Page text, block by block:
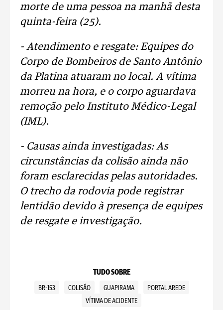
morte de uma pessoa na manhã desta
quinta-feira (25).
- Atendimento e resgate: Equipes do
Corpo de Bombeiros de Santo Antônio
da Platina atuaram no local. A vítima
morreu na hora, e o corpo aguardava
remoção pelo Instituto Médico-Legal
(IML).
- Causas ainda investigadas: As
circunstâncias da colisão ainda não
foram esclarecidas pelas autoridades.
O trecho da rodovia pode registrar
lentidão devido à presença de equipes
de resgate e investigação.
TUDO SOBRE
BR-153 COLISÃO GUAPIRAMA
PORTAL AREDE
VÍTIMA DE ACIDENTE